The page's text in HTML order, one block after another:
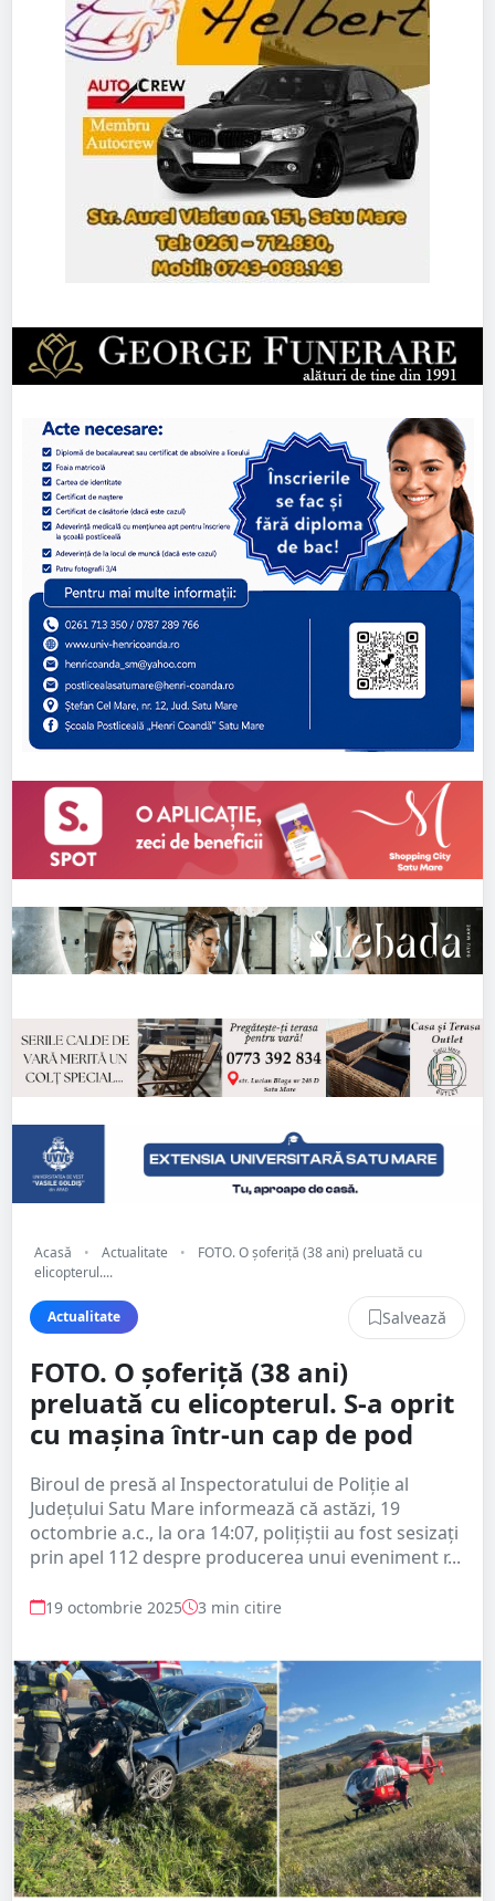
Acasă • Actualitate •
FOTO. O șoferiță (38 ani) preluată cu
elicopterul....
Actualitate Salvează
FOTO. O șoferiță (38 ani)
preluată cu elicopterul. S-a oprit
cu mașina într-un cap de pod
Biroul de presă al Inspectoratului de Poliție al
Județului Satu Mare informează că astăzi, 19
octombrie a.c., la ora 14:07, polițiștii au fost sesizați
prin apel 112 despre producerea unui eveniment r...
19 octombrie 2025 3 min citire